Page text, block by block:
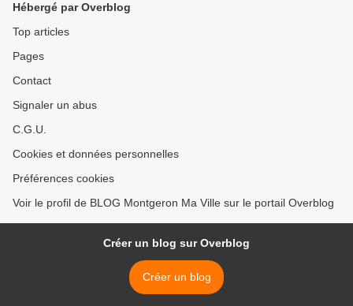
Hébergé par Overblog
Top articles
Pages
Contact
Signaler un abus
C.G.U.
Cookies et données personnelles
Préférences cookies
Voir le profil de BLOG Montgeron Ma Ville sur le portail Overblog
Créer un blog sur Overblog
Créer un blog